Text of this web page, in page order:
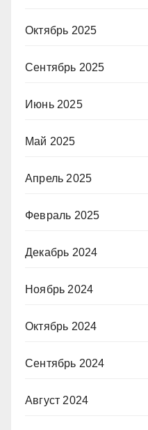
Октябрь 2025
Сентябрь 2025
Июнь 2025
Май 2025
Апрель 2025
Февраль 2025
Декабрь 2024
Ноябрь 2024
Октябрь 2024
Сентябрь 2024
Август 2024